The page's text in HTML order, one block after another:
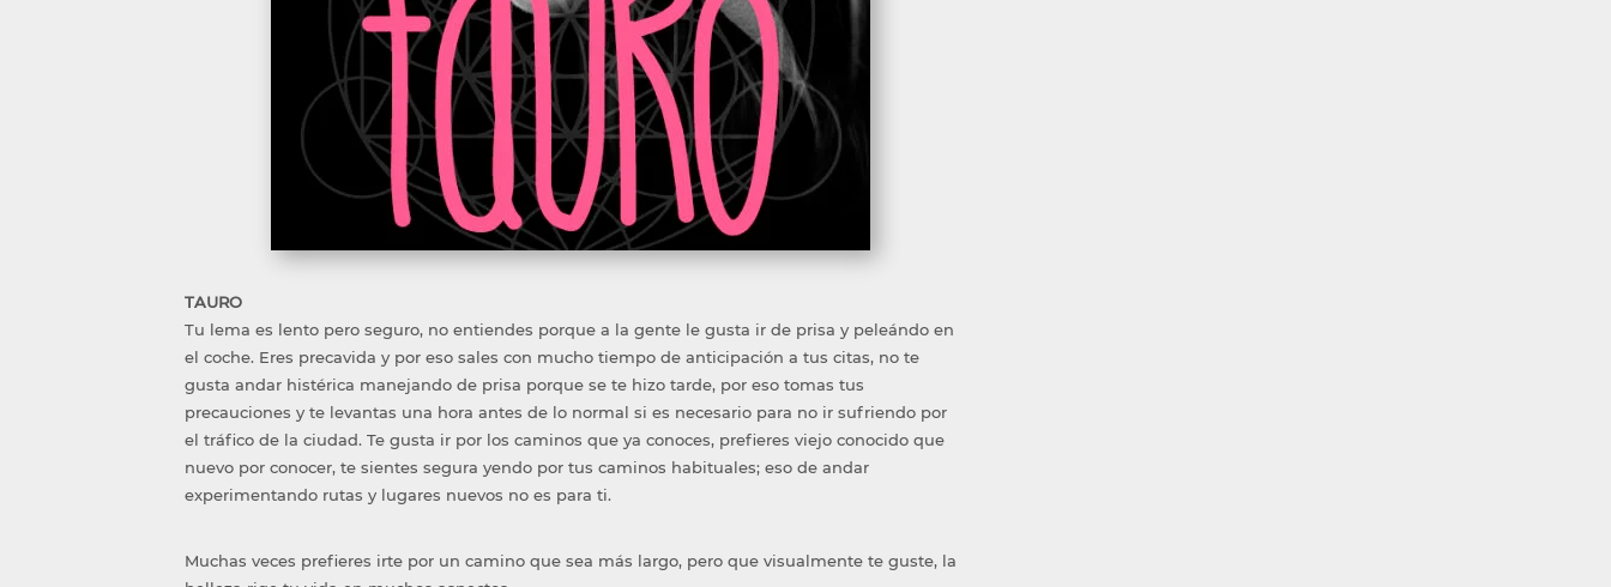
TAURO
Tu lema es lento pero seguro, no entiendes porque a la gente le gusta ir de prisa y peleándo en
el coche. Eres precavida y por eso sales con mucho tiempo de anticipación a tus citas, no te
gusta andar histérica manejando de prisa porque se te hizo tarde, por eso tomas tus
precauciones y te levantas una hora antes de lo normal si es necesario para no ir sufriendo por
el tráfico de la ciudad. Te gusta ir por los caminos que ya conoces, prefieres viejo conocido que
nuevo por conocer, te sientes segura yendo por tus caminos habituales; eso de andar
experimentando rutas y lugares nuevos no es para ti.
Muchas veces prefieres irte por un camino que sea más largo, pero que visualmente te guste, la